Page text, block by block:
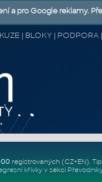
| BLOKY |
registrovaných (CZ+EN).
křivkyv sekci Převodníky
a pro Google reklamy.